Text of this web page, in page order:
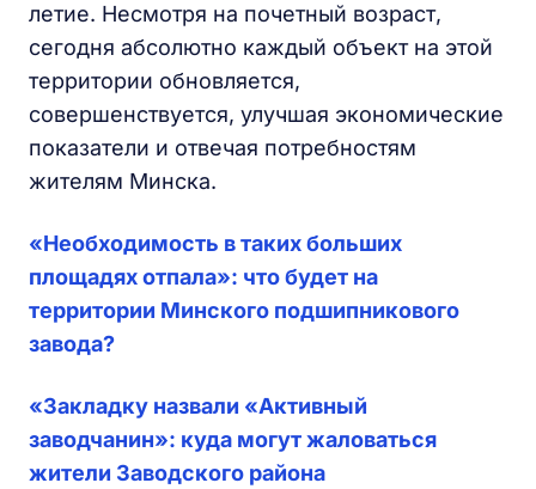
летие. Несмотря на почетный возраст,
сегодня абсолютно каждый объект на этой
территории обновляется,
совершенствуется, улучшая экономические
показатели и отвечая потребностям
жителям Минска.
«Необходимость в таких больших
площадях отпала»: что будет на
территории Минского подшипникового
завода?
«Закладку назвали «Активный
заводчанин»: куда могут жаловаться
жители Заводского района